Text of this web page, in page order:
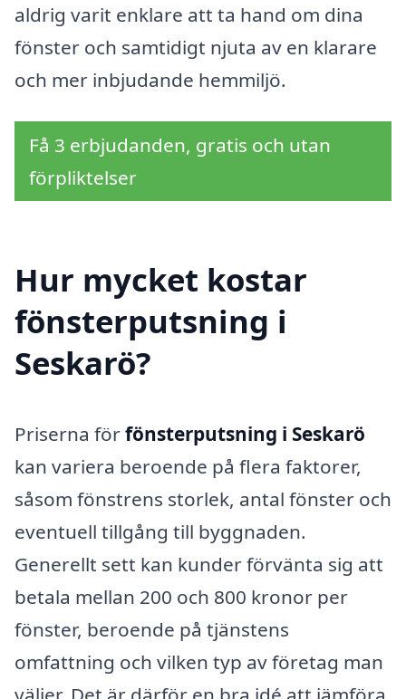
aldrig varit enklare att ta hand om dina
fönster och samtidigt njuta av en klarare
och mer inbjudande hemmiljö.
Få 3 erbjudanden, gratis och utan
förpliktelser
Hur mycket kostar
fönsterputsning i
Seskarö?
Priserna förfönsterputsning i Seskarö
kan variera beroende på flera faktorer,
såsom fönstrens storlek, antal fönster och
eventuell tillgång till byggnaden.
Generellt sett kan kunder förvänta sig att
betala mellan 200 och 800 kronor per
fönster, beroende på tjänstens
omfattning och vilken typ av företag man